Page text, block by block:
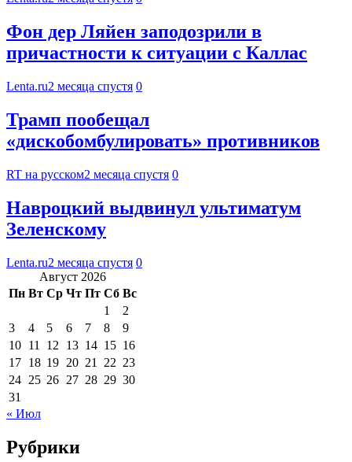
Фон дер Ляйен заподозрили в
причастности к ситуации с Каллас
Lenta.ru2 месяца спустя 0
Трамп пообещал
«дискобомбулировать» противников
RT на русском2 месяца спустя 0
Навроцкий выдвинул ультиматум
Зеленскому
Lenta.ru2 месяца спустя 0
Август 2026
Пн Вт Ср Чт Пт Сб Вс
1
2
3
4 5 6 7 8
9
10 11 12 13 14 15 16
17 18 19 20 21 22 23
24 25 26 27 28 29 30
31
« Июл
Рубрики